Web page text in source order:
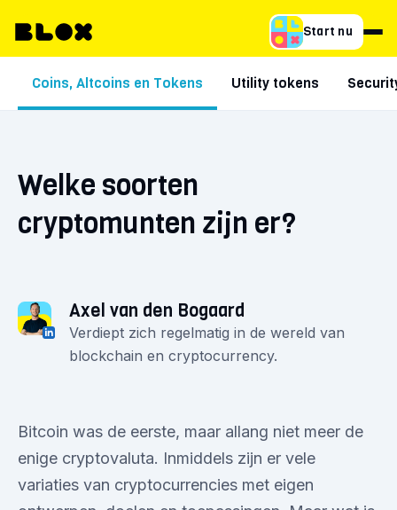
Start nu
Coins, Altcoins en Tokens Utility tokens
Welke soorten
cryptomunten zijn er?
Axel van den Bogaard
Verdiept zich regelmatig in de wereld van
blockchain en cryptocurrency.
Bitcoin was de eerste, maar allang niet meer de
enige cryptovaluta. Inmiddels zijn er vele
variaties van cryptocurrencies met eigen